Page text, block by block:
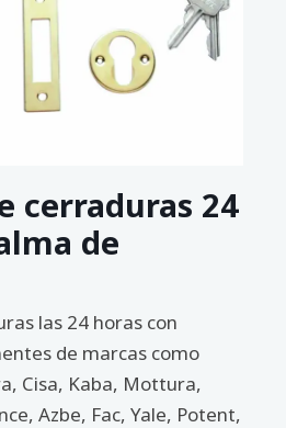
cerraduras 24
de
las 24 horas con
de marcas como
Cisa, Kaba, Mottura,
Azbe, Fac, Yale, Potent,